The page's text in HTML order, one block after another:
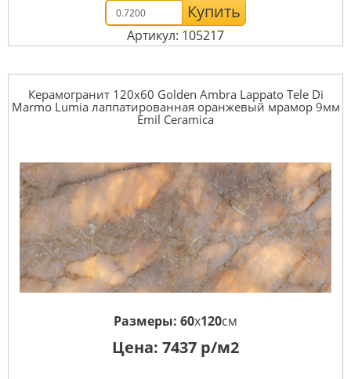
Купить
Артикул: 105217
Керамогранит 120x60 Golden Ambra Lappato Tele Di
Marmo Lumia лаппатированная оранжевый мрамор 9мм
Emil Ceramica
Размеры: 60x120см
Цена: 7437 р/м2